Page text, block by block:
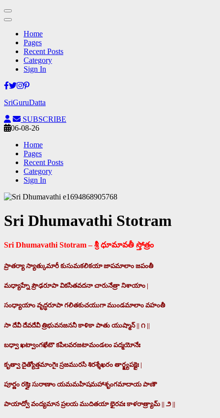
Home
Pages
Recent Posts
Category
Sign In
Skip
content
Enter)
SriGuruDatta
SUBSCRIBE
06-08-26
Home
Pages
Recent Posts
Category
Sign In
Sri Dhumavathi Stotram
Sri Dhumavathi Stotram – శ్రీ ధూమావతీ స్తోత్రం
ప్రాతర్యా స్యాత్కుమారీ కుసుమకలికయా జాపమాలాం జపంతీ
మధ్యాహ్నే ప్రౌఢరూపా వికసితవదనా చారునేత్రా నిశాయాం |
సంధ్యాయాం వృద్ధరూపా గలితకుచయుగా ముండమాలాం వహంతీ
సా దేవీ దేవదేవీ త్రిభువనజననీ కాళికా పాతు యుష్మాన్ || ౧ ||
బధ్వా ఖట్వాంగఖేటౌ కపిలవరజటామండలం పద్మయోనేః
కృత్వా దైత్యోత్తమాంగైః స్రజమురసి శిరశ్శేఖరం తార్క్ష్యపక్షైః |
పూర్ణం రక్తైః సురాణాం యమమహిషమహాశృంగమాదాయ పాణౌ
పాయాద్వో వంద్యమాన ప్రలయ ముదితయా భైరవః కాళరాత్ర్యామ్ || ౨ ||